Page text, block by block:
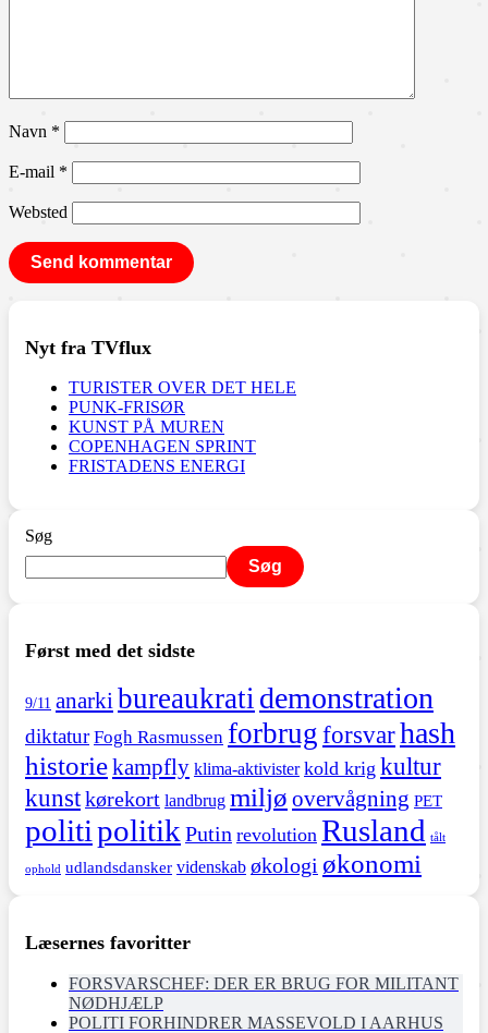
Navn *
E-mail *
Websted
Nyt fra TVflux
TURISTER OVER DET HELE
PUNK-FRISØR
KUNST PÅ MUREN
COPENHAGEN SPRINT
FRISTADENS ENERGI
Søg
Søg
Først med det sidste
9/11 anarkibureaukrati demonstration
diktatur Fogh Rasmussen forbrugforsvarhash
historiekampfly klima-aktivister kold krig kultur
kunstkørekort landbrug miljø overvågning PET
politipolitikPutin revolution Rusland tålt
ophold udlandsdansker videnskab økologi økonomi
Læsernes favoritter
FORSVARSCHEF: DER ER BRUG FOR MILITANT
NØDHJÆLP
POLITI FORHINDRER MASSEVOLD I AARHUS